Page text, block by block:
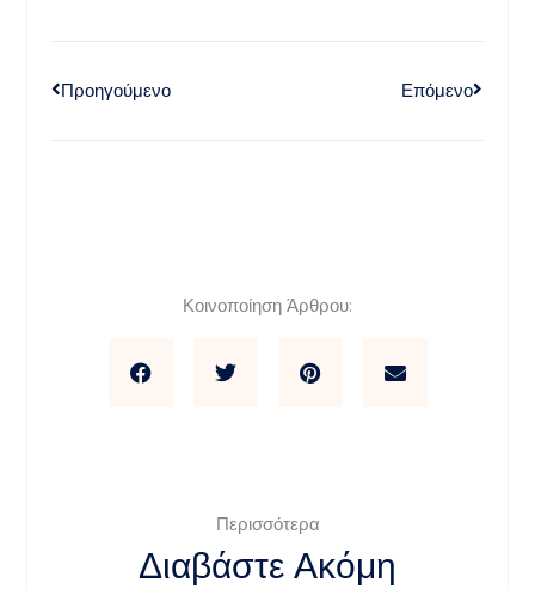
Προηγούμενο Επόμενο
Κοινοποίηση Άρθρου:
Περισσότερα
Διαβάστε Ακόμη